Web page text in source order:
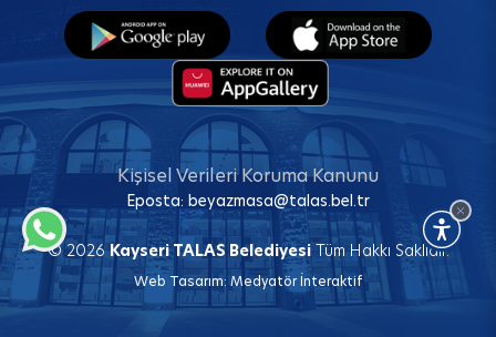
Kişisel Verileri Koruma Kanunu
Eposta: beyazmasa@talas.bel.tr
© 2026Kayseri TALAS BelediyesiTüm Hakkı Saklıdır.
Web Tasarım:Medyatör İnteraktif